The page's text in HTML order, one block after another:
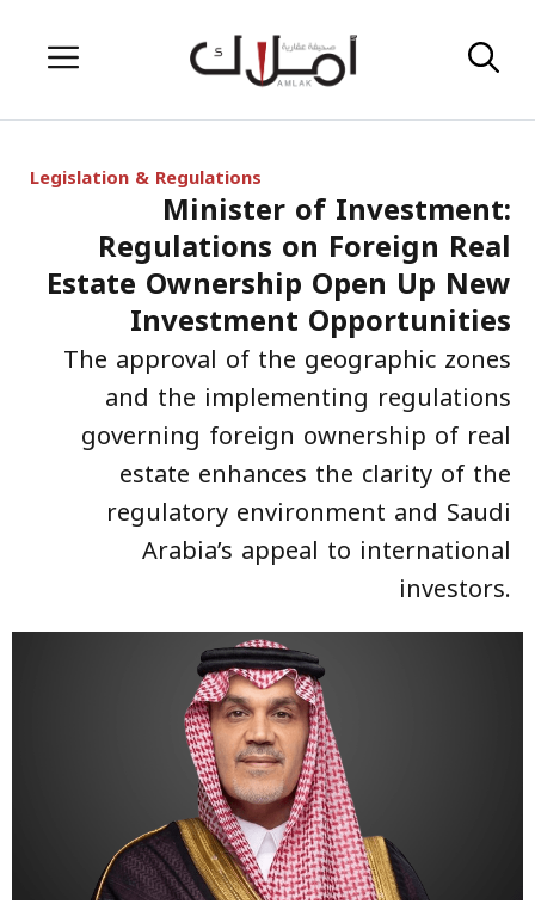
Menu
Legislation & Regulations
Minister of Investment:
Regulations on Foreign Real
Estate Ownership Open Up New
Investment Opportunities
The approval of the geographic zones
and the implementing regulations
governing foreign ownership of real
estate enhances the clarity of the
regulatory environment and Saudi
Arabia’s appeal to international
investors.